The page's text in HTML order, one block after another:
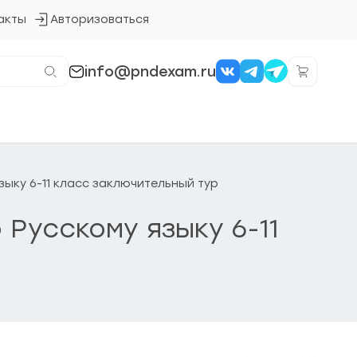
Авторизоваться
Кнопка
info@pndexam.ru
6-11 класс заключительный тур
языку 6-11